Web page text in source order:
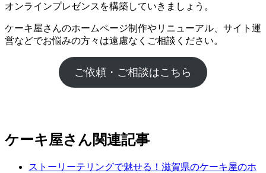
オンラインプレゼンスを構築していきましょう。
ケーキ屋さんのホームページ制作やリニューアル、サイト運
営などでお悩みの方々は遠慮なくご相談ください。
ご依頼・ご相談はこちら
ケーキ屋さん関連記事
ストーリーテリングで魅せる！滋賀県のケーキ屋のホ